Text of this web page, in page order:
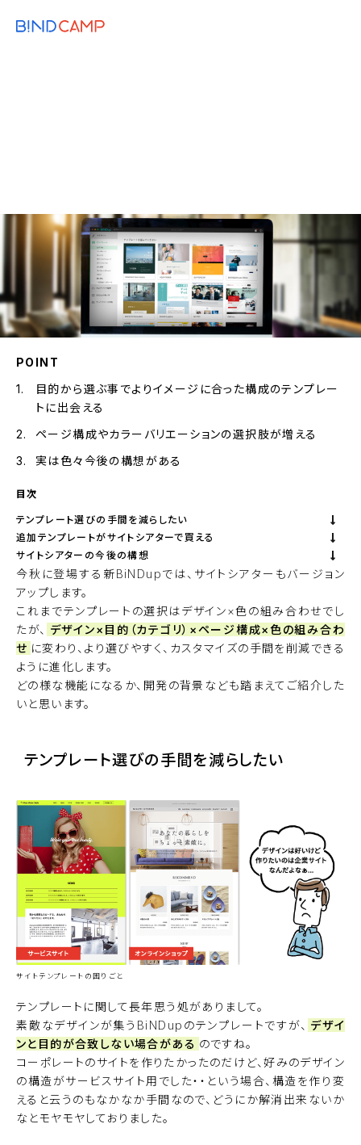
POINT
目的から選ぶ事でよりイメージに合った構成のテンプレー
トに出会える
ページ構成やカラーバリエーションの選択肢が増える
実は色々今後の構想がある
目次
テンプレート選びの手間を減らしたい
追加テンプレートがサイトシアターで買える
サイトシアターの今後の構想
今秋に登場する新BiNDupでは、サイトシアターもバージョン
アップします。
これまでテンプレートの選択はデザイン×色の組み合わせでし
たが、 デザイン×目的（カテゴリ）×ページ構成×色の組み合わ
せ に変わり、より選びやすく、カスタマイズの手間を削減できる
ように進化します。
どの様な機能になるか、開発の背景なども踏まえてご紹介した
いと思います。
テンプレート選びの手間を減らしたい
サイトテンプレートの困りごと
テンプレートに関して長年思う処がありまして。
素敵なデザインが集うBiNDupのテンプレートですが、 デザイ
ンと目的が合致しない場合がある のですね。
コーポレートのサイトを作りたかったのだけど、好みのデザイン
の構造がサービスサイト用でした・・という場合、構造を作り変
えると云うのもなかなか手間なので、どうにか解消出来ないか
なとモヤモヤしておりました。